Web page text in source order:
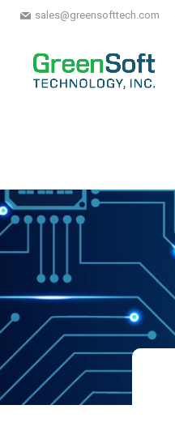
sales@greensofttech.com